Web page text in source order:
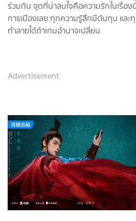
ร่วมกัน จุดที่น่าสนใจคือความรักในเรื่อง
การเมืองเลย ทุกความรู้สึกมีต้นทุน และ
ทำลายได้ถ้าเกมอำนาจเปลี่ยน
Advertisement